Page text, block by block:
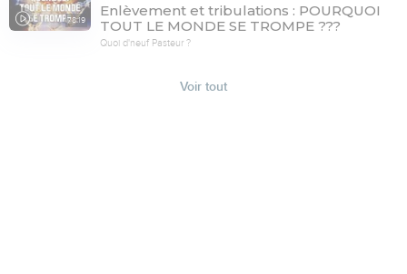
78:19
Enlèvement et tribulations : POURQUOI
TOUT LE MONDE SE TROMPE ???
Quoi d'neuf Pasteur ?
Voir tout